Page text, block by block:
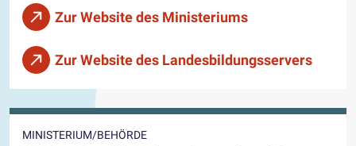
Zur Website des Ministeriums
Zur Website des Landesbildungsservers
MINISTERIUM/BEHÖRDE